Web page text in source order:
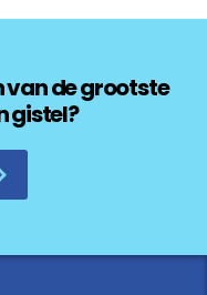
van de grootste
gistel?